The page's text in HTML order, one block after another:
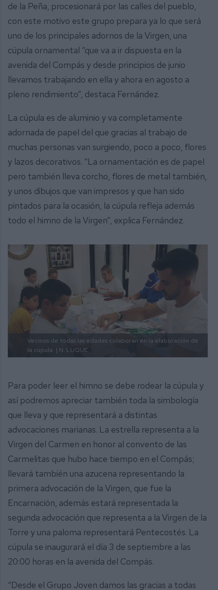
de la Peña, procesionará por las calles del pueblo,
con este motivo este grupo prepara ya lo que será
uno de los principales adornos de la Virgen, una
cúpula ornamental “que va a ir dispuesta en la
avenida del Compás y desde principios de junio
llevamos trabajando en ella y ahora en agosto a
pleno rendimiento”, destaca Fernández.
La cúpula es de aluminio y va completamente
adornada de papel del que gracias al trabajo de
muchas personas van surgiendo, poco a poco, flores
y lazos decorativos. “La ornamentación es de papel
pero también lleva corcho, flores de metal también,
y unos dibujos que van impresos y que han sido
pintados para la ocasión, la cúpula refleja además
todo el himno de la Virgen”, explica Fernández.
Vecinos de todas las edades colaboran en la elaboración de
la cúpula. | N. LUQUE
Para poder leer el himno se debe rodear la cúpula y
así podremos apreciar también toda la simbología
que lleva y que representará a distintas
advocaciones marianas. La estrella representa a la
Virgen del Carmen en honor al convento de las
Carmelitas que hubo hace tiempo en el Compás;
llevará también una azucena representando la
primera advocación de la Virgen, que fue la
Encarnación, además estará representada la
segunda advocación que representa a la Virgen de la
Torre y una paloma representará Pentecostés. La
cúpula se inaugurará el día 3 de septiembre a las
20:00 horas en la avenida del Compás.
“Desde el Grupo Joven damos las gracias a todas